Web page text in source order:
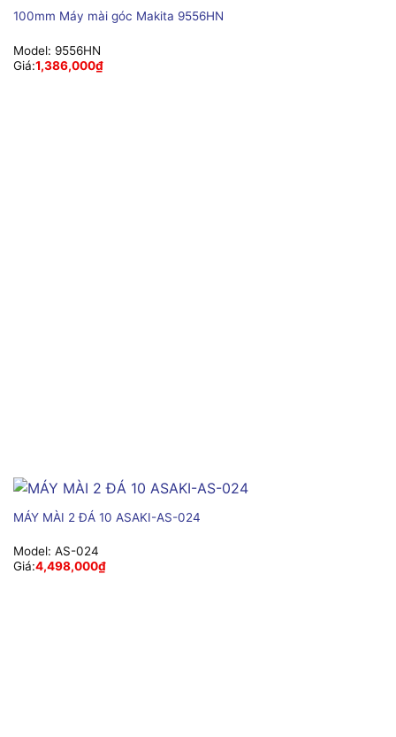
100mm Máy mài góc Makita 9556HN
Model: 9556HN
Giá:1,386,000₫
MÁY MÀI 2 ĐÁ 10 ASAKI-AS-024
Model: AS-024
Giá:4,498,000₫